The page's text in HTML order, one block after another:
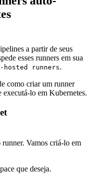
a partir de seus
esses runners em sua
runners.
como criar um runner
lo em Kubernetes.
Vamos criá-lo em
que deseja.